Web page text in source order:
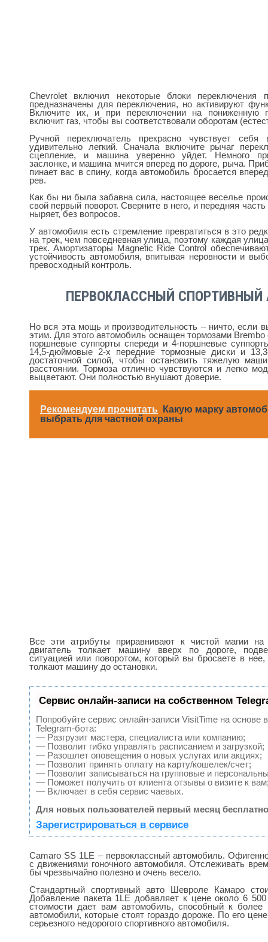
Chevrolet включил некоторые блоки
предназначены для переключения, но активируют
Включите их, и при переключении на пониженную
включит газ, чтобы вы соответствовали оборотам
Ручной переключатель прекрасно чувствует
удивительно легкий. Сначала включите рычаг
сцепление, и машина уверенно уйдет. Немного
заслонке, и машина мчится вперед по дороге, рыча.
пинает вас в спину, когда автомобиль бросается
рев.
Как бы ни была забавна сила, настоящее веселье
свой первый поворот. Сверните в него, и передняя
ныряет, без вопросов.
У автомобиля есть стремление превратиться в это
на трек, чем повседневная улица, поэтому каждая
трек. Амортизаторы Magnetic Ride Control
устойчивость автомобиля, впитывая неровности и
превосходный контроль.
ПЕРВОКЛАССНЫЙ
Но вся эта мощь и производительность – ничто, если
этим. Для этого автомобиль оснащен тормозами
поршневые суппорты спереди и 4-поршневые
14,5-дюймовые 2-х передние тормозные диски и
достаточной силой, чтобы остановить тяжелую
расстоянии. Тормоза отлично чувствуются и легко
выцветают. Они полностью внушают доверие.
Рекомендуем прочитать
Какую марку
выбрать для частной охраны
Все эти атрибуты приравнивают к чистой магии
двигатель толкает машину вверх по дороге,
ситуацией или поворотом, который вы бросаете в
толкают машину до остановки.
Сервис онлайн-записи на собственном
Попробуйте сервис онлайн-записи VisitTime на основе
Telegram-бота:
— Разгрузит мастера, специалиста или компанию;
— Позволит гибко управлять расписанием и загрузкой;
— Разошлет оповещения о новых услугах или акциях;
— Позволит принять оплату на карту/кошелек/счет;
— Позволит записываться на групповые и
— Поможет получить от клиента отзывы о визите к
— Включает в себя сервис чаевых.
Для новых пользователей первый месяц
Зарегистрироваться в сервисе
Camaro SS 1LE – первоклассный автомобиль.
с движениями гоночного автомобиля. Отслеживать
бы чрезвычайно полезно и очень весело.
Стандартный спортивный авто Шевроле Камаро
Добавление пакета 1LE добавляет к цене около 6
стоимости дает вам автомобиль, способный к более
автомобили, которые стоят гораздо дороже. По его
серьезного недорогого спортивного автомобиля.